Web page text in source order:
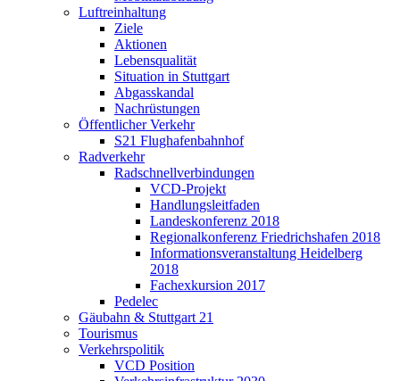
Luftreinhaltung
Ziele
Aktionen
Lebensqualität
Situation in Stuttgart
Abgasskandal
Nachrüstungen
Öffentlicher Verkehr
S21 Flughafenbahnhof
Radverkehr
Radschnellverbindungen
VCD-Projekt
Handlungsleitfaden
Landeskonferenz 2018
Regionalkonferenz Friedrichshafen 2018
Informationsveranstaltung Heidelberg
2018
Fachexkursion 2017
Pedelec
Gäubahn & Stuttgart 21
Tourismus
Verkehrspolitik
VCD Position